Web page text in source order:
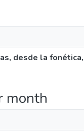
desde la
month